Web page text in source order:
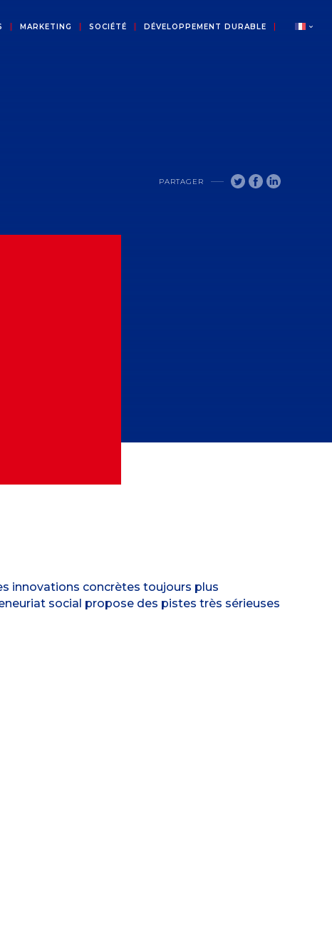
MARKETING SOCIÉTÉ
DÉVELOPPEMENT DURABLE
PARTAGER
innovations concrètes toujours plus
social propose des pistes très sérieuses